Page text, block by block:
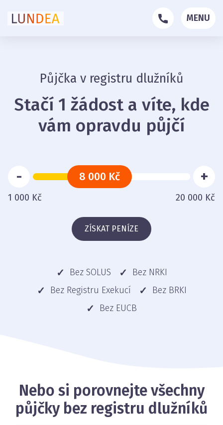
MENU
Půjčka v registru dlužníků
Stačí 1 žádost a víte, kde
vám opravdu půjčí
8 000 Kč
- +
1 000 Kč 20 000 Kč
ZÍSKAT PENÍZE
Bez SOLUS
Bez NRKI
Bez Registru Exekucí
Bez BRKI
Bez EUCB
Nebo si porovnejte všechny
půjčky bez registru dlužníků